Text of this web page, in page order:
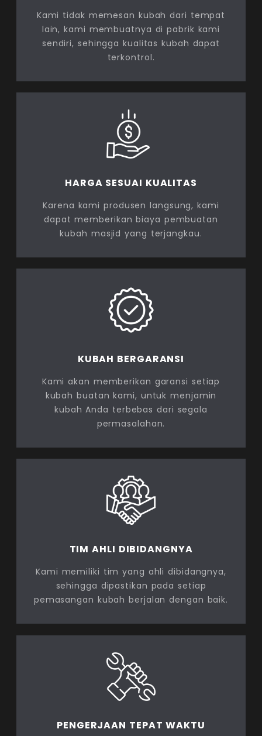
Kami tidak memesan kubah dari tempat
lain, kami membuatnya di pabrik kami
sendiri, sehingga kualitas kubah dapat
terkontrol.
HARGA SESUAI KUALITAS
Karena kami produsen langsung, kami
dapat memberikan biaya pembuatan
kubah masjid yang terjangkau.
KUBAH BERGARANSI
Kami akan memberikan garansi setiap
kubah buatan kami, untuk menjamin
kubah Anda terbebas dari segala
permasalahan.
TIM AHLI DIBIDANGNYA
Kami memiliki tim yang ahli dibidangnya,
sehingga dipastikan pada setiap
pemasangan kubah berjalan dengan baik.
PENGERJAAN TEPAT WAKTU